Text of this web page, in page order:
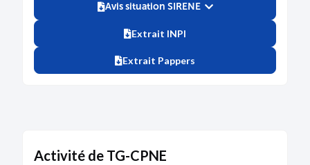
Avis situation SIRENE
Extrait INPI
Extrait Pappers
Activité de TG-CPNE